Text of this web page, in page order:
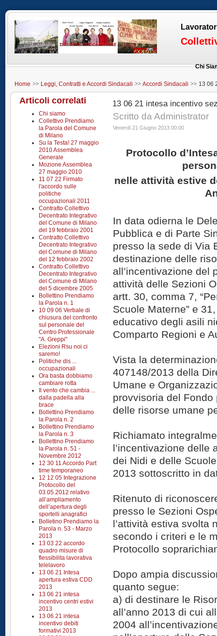
Chi
Home Leggi, Contratti e Accordi Sindacali Accordi Sindacali
13 06
ospedaliere 2013
Articoli correlati
Chi siamo
Collettivo Prendiamo
la Parola del Comune
di Milano
Su la Testa! 27 maggio
2010 Assemblea
Generale
Mozione Assemblea
27 maggio 2010
11 07 22 Firmato
l'accordo sulle
politiche
occupazionali 2011
Contratto Collettivo
Decentrato Integrativo
del Comune di Milano
del 19 febbraio 2001
Contratto Collettivo
Decentrato Integrativo
del Comune di Milano
del 12 febbraio 2002
Contratto Collettivo
Decentrato Integrativo
del Comune di Milano
del 5 dicembre 2005
Bollettino Prendiamo
la Parola n. 1
10 09 06 Verbale di
chiusura del confronto
sul personale del
Centro Professionale
"A. Greppi"
Elezioni Rsu noi ci
saremo!
Politiche dis ...
occupazionali
Ora basta dobbiamo
cambiare rotta
Il vento che cambia ...
dalla padella alla
brace
Bollettino Prendiamo
la Parola n. 2
Bollettino Prendiamo
la Parola n. 3
Bollettino Prendiamo
la Parola n. 51 -
Novembre 2012
12 30 11 Accordo Part
time temporaneo
12 12 05 Integrazione
Protocollo del
03.05.2012 relativo
all’ampliamento
dell’apertura degli
sportelli anagrafici
Bolletino Prendiamo la
Parola n. 53 - Marzo
2013
13 03 22 accordo
quadro misure di
flessibilita lavorativa
telelavoro
13 06 21 Intesa
apertura estiva CDD
2013
13 06 21 intesa
incentivo centri estivi
2013
13 06 21 intesa
incentivo debiti
formativi 2013
13 06 21 intesa incentivo
Scritto da Administrator
Venerdì 21 Giugno 2013 00:00
Protocollo
nelle attività estive
In data odierna le
Pubblica e di Parte
presso la sede di Via
destinazione delle
all’incentivazione del
attività delle Sezioni
artt. 30, comma 7,
Scuole Materne” e
educativo degli asili
Comparto Regioni e
Vista la
407148/2013 della
Umane e
provvisoria del
delle risorse umane
Richiamato
l’incentivazione delle
dei Nidi e delle
2013 sottoscritto in
Ritenuto di
presso le Sezioni
l’attività estiva svolta
secondo i criteri e le
Protocollo
Dopo ampia
quanto segue:
a) di destinare le
all’anno 2013 di cui
2004